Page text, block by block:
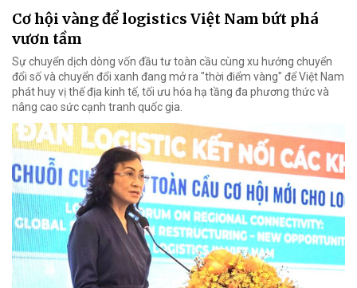
Cơ hội vàng để logistics Việt Nam bứt phá
vươn tầm
Sự chuyển dịch dòng vốn đầu tư toàn cầu cùng xu hướng chuyển
đổi số và chuyển đổi xanh đang mở ra "thời điểm vàng" để Việt Nam
phát huy vị thế địa kinh tế, tối ưu hóa hạ tầng đa phương thức và
nâng cao sức cạnh tranh quốc gia.